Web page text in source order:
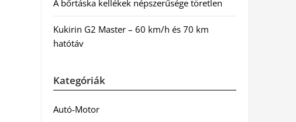
A bőrtáska kellékek népszerűsége töretlen
Kukirin G2 Master – 60 km/h és 70 km
hatótáv
Kategóriák
Autó-Motor